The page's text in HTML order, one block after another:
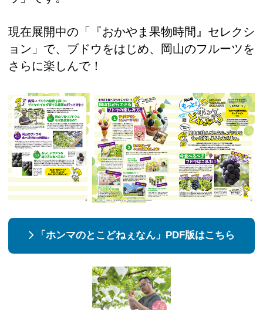
現在展開中の「『おかやま果物時間』セレクシ
ョン」で、ブドウをはじめ、岡山のフルーツを
さらに楽しんで！
「ホンマのとこどねぇなん」PDF版はこちら